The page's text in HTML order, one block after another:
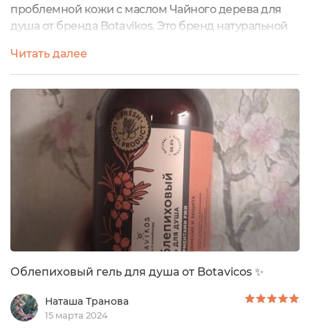
проблемной кожи с маслом Чайного дерева для
душа от бренда Botavikos. Это бренд натуральной
гели для душа пробую впервые, но он мне особо
актуален. У меня имеются высыпания на плечах и
верхней части спины. О данном средстве сегодня
расскажу подробнее.Начну с органолептики. Гель
очень приятно пахнет: мятом,...
Читать далее
Облепиховый гель для душа от Botavicos ✨
Наташа Транова
15 марта 2024